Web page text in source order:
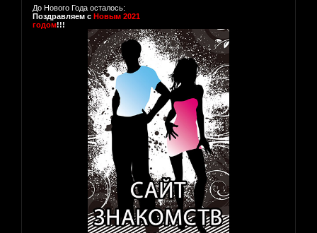
До Нового Года осталось:
Поздравляем с Новым 2021
годом!!!